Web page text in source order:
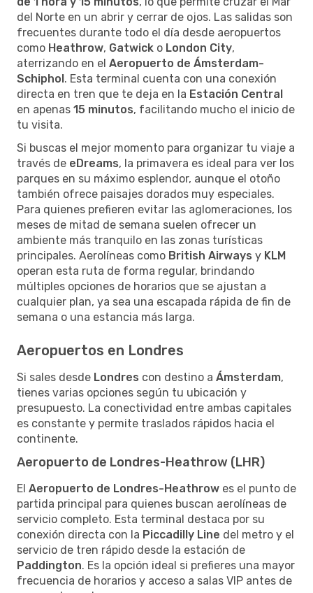
del Norte en un abrir y cerrar de ojos. Las salidas son
frecuentes durante todo el día desde aeropuertos
como Heathrow, Gatwick o London City,
aterrizando en el Aeropuerto de Ámsterdam-
Schiphol. Esta terminal cuenta con una conexión
directa en tren que te deja en la Estación Central
en apenas 15 minutos, facilitando mucho el inicio de
tu visita.
Si buscas el mejor momento para organizar tu viaje a
través de eDreams, la primavera es ideal para ver los
parques en su máximo esplendor, aunque el otoño
también ofrece paisajes dorados muy especiales.
Para quienes prefieren evitar las aglomeraciones, los
meses de mitad de semana suelen ofrecer un
ambiente más tranquilo en las zonas turísticas
principales. Aerolíneas como British Airways y KLM
operan esta ruta de forma regular, brindando
múltiples opciones de horarios que se ajustan a
cualquier plan, ya sea una escapada rápida de fin de
semana o una estancia más larga.
Aeropuertos en Londres
Si sales desde Londres con destino a Ámsterdam,
tienes varias opciones según tu ubicación y
presupuesto. La conectividad entre ambas capitales
es constante y permite traslados rápidos hacia el
continente.
Aeropuerto de Londres-Heathrow (LHR)
El Aeropuerto de Londres-Heathrow es el punto de
partida principal para quienes buscan aerolíneas de
servicio completo. Esta terminal destaca por su
conexión directa con la Piccadilly Line del metro y el
servicio de tren rápido desde la estación de
Paddington. Es la opción ideal si prefieres una mayor
frecuencia de horarios y acceso a salas VIP antes de